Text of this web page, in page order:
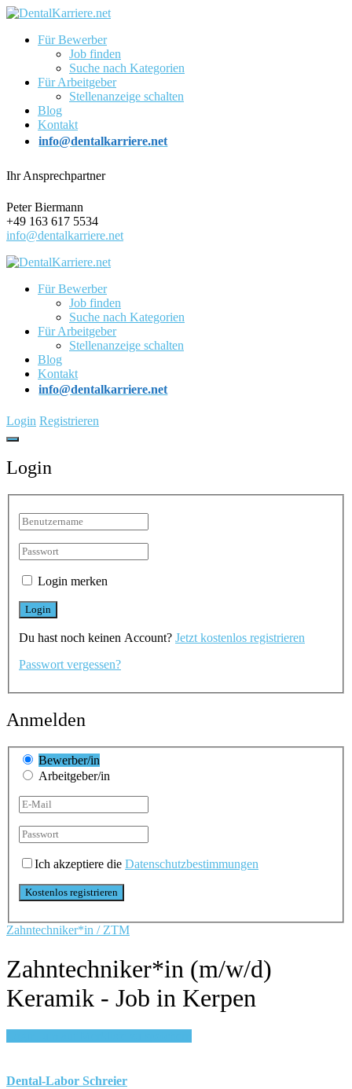
Für Bewerber
Job finden
Suche nach Kategorien
Für Arbeitgeber
Stellenanzeige schalten
Blog
Kontakt
info@dentalkarriere.net
Ihr Ansprechpartner
Peter Biermann
+49 163 617 5534
info@dentalkarriere.net
Für Bewerber
Job finden
Suche nach Kategorien
Für Arbeitgeber
Stellenanzeige schalten
Blog
Kontakt
info@dentalkarriere.net
Login Registrieren
Login
Login merken
Du hast noch keinen Account? Jetzt kostenlos registrieren
Passwort vergessen?
Anmelden
Bewerber/in
Arbeitgeber/in
Ich akzeptiere die Datenschutzbestimmungen
Zahntechniker*in / ZTM
Zahntechniker*in (m/w/d)
Keramik - Job in Kerpen
Dental-Labor Schreier